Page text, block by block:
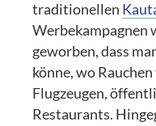
traditionellen
Werbekampagnen
geworben, dass
könne, wo
Flugzeugen,
Restaurants.